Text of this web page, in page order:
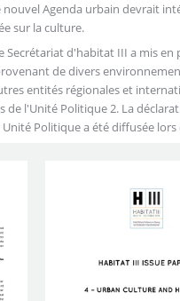
Agenda urbain devrait
sur la culture.
Secrétariat d'habitat III a mis
de divers
entités régionales et
de l'Unité Politique 2. La
Politique a été diffusée